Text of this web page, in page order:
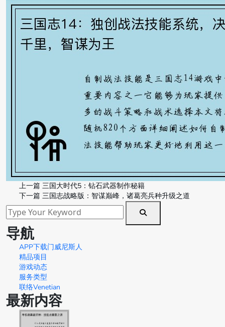
上一篇 三国大时代5：钻石武器制作秘籍
下一篇 三国志战略版：智谋巅峰，诸葛亮兵种升级之道
导航
APP下载门威尼斯人
精品项目
游戏动态
服务类型
联络Venetian
最新内容